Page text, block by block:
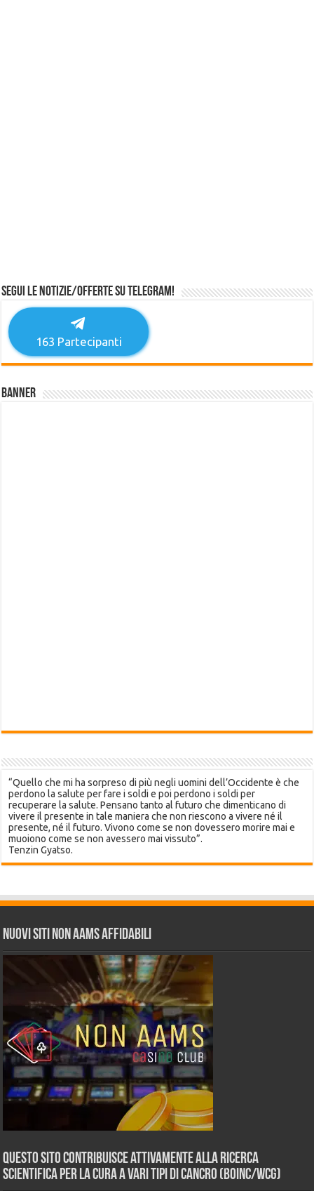
Segui le notizie/offerte su Telegram!
163 Partecipanti
Banner
“Quello che mi ha sorpreso di più negli uomini dell’Occidente è che
perdono la salute per fare i soldi e poi perdono i soldi per
recuperare la salute. Pensano tanto al futuro che dimenticano di
vivere il presente in tale maniera che non riescono a vivere né il
presente, né il futuro. Vivono come se non dovessero morire mai e
muoiono come se non avessero mai vissuto”.
Tenzin Gyatso.
Nuovi siti non AAMS affidabili
Questo sito contribuisce attivamente alla ricerca
scientifica per la cura a vari tipi di Cancro (BOINC/WCG)